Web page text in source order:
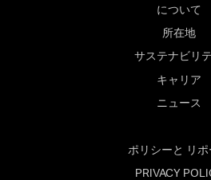
について
所在地
サステナビリ
キャリア
ニュース
ポリシーと リポ
PRIVACY